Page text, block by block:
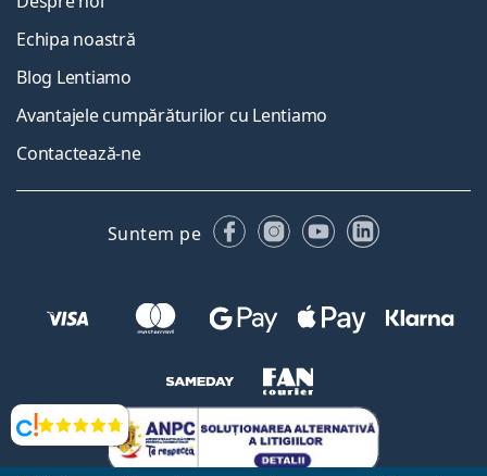
Opinii
Echipa noastră
Blog Lentiamo
Avantajele cumpărăturilor cu Lentiamo
Contactează-ne
Suntem pe FacebookInstagram
YouTubeLinkedIn